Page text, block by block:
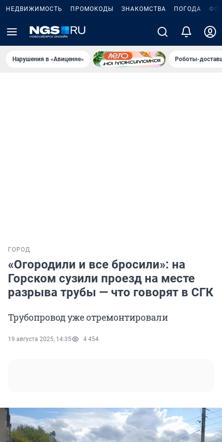
НЕДВИЖИМОСТЬ ПРОМОКОДЫ ЗНАКОМСТВА ПОГОДА
Нарушения в «Авиценне» Роботы-
ГОРОД
«Огородили и все бросили»: на
Горском сузили проезд на месте
разрыва трубы — что говорят в СГК
Трубопровод уже отремонтировали
19 августа 2025, 14:35 4 454